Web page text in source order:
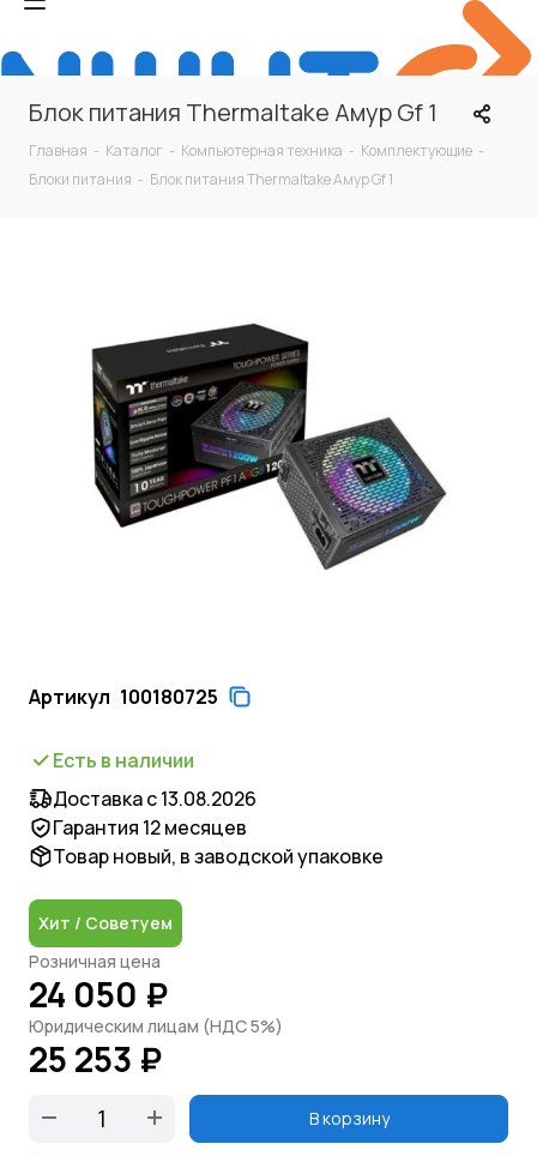
Блок питания Thermaltake Амур Gf 1
Главная - Каталог - Компьютерная техника - Комплектующие -
Блоки питания - Блок питания Thermaltake Амур Gf 1
Артикул 100180725
Есть в наличии
Доставка с 13.08.2026
Гарантия 12 месяцев
Товар новый, в заводской упаковке
Хит / Советуем
Розничная цена
24 050 ₽
Юридическим лицам (НДС 5%)
25 253 ₽
В корзину